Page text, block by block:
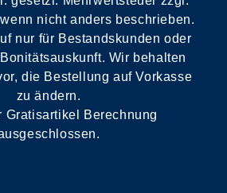
nicht anders beschrieben.
nur für Bestandskunden oder
Wir behalten
die Bestellung auf Vorkasse
zu ändern.
Gratisartikel Berechnung